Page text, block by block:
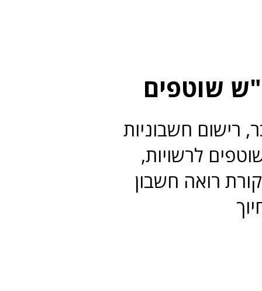
שוטפים
רישום חשבוניות
לרשויות,
רואה חשבון